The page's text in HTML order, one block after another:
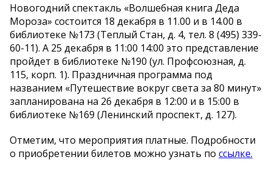
Новогодний спектакль «Волшебная книга Деда
Мороза» состоится 18 декабря в 11.00 и в 14.00 в
библиотеке №173 (Теплый Стан, д. 4, тел. 8 (495) 339-
60-11). А 25 декабря в 11:00 14:00 это представление
пройдет в библиотеке №190 (ул. Профсоюзная, д.
115, корп. 1). Праздничная программа под
названием «Путешествие вокруг света за 80 минут»
запланирована на 26 декабря в 12:00 и в 15:00 в
библиотеке №169 (Ленинский проспект, д. 127).
Отметим, что мероприятия платные. Подробности
о приобретении билетов можно узнать по ссылке.